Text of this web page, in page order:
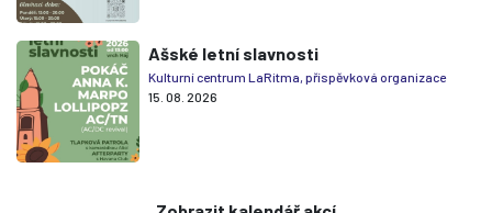
Ašské letní slavnosti
Kulturní centrum LaRitma, příspěvková organizace
15. 08. 2026